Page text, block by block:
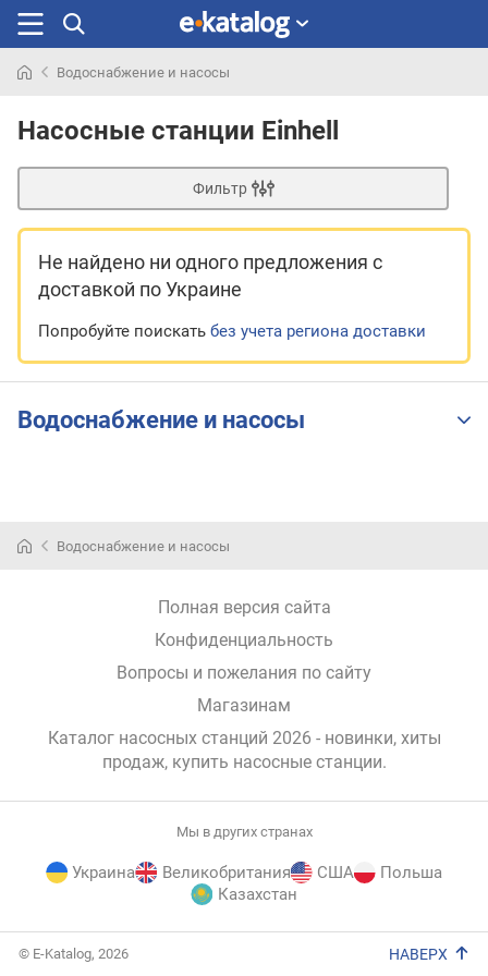
раньше
Водоснабжение и насосы
Насосные станции Einhell
Фильтр
Не найдено ни одного предложения с
доставкой по Украине
Попробуйте поискать без учета региона доставки
Водоснабжение и насосы
Водоснабжение и насосы
Полная версия сайта
Конфиденциальность
Вопросы и пожелания по сайту
Магазинам
Каталог насосных станций 2026 - новинки, хиты
продаж, купить насосные станции.
Мы в других странах
Украина Великобритания США
Польша
Казахстан
© E-Katalog, 2026 НАВЕРХ